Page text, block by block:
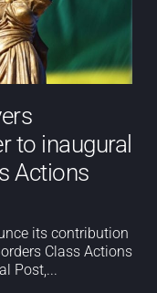
to inaugural
Actions
its contribution
Class Actions
Post,...